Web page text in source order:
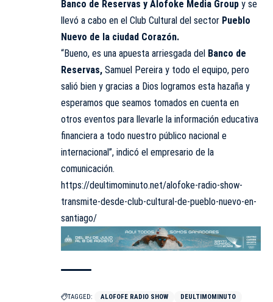
Banco de Reservas y Alofoke Media Group y se
llevó a cabo en el Club Cultural del sector Pueblo
Nuevo de la ciudad Corazón.
“Bueno, es una apuesta arriesgada del Banco de
Reservas, Samuel Pereira y todo el equipo, pero
salió bien y gracias a Dios logramos esta hazaña y
esperamos que seamos tomados en cuenta en
otros eventos para llevarle la información educativa
financiera a todo nuestro público nacional e
internacional”, indicó el empresario de la
comunicación.
https://deultimominuto.net/alofoke-radio-show-
transmite-desde-club-cultural-de-pueblo-nuevo-en-
santiago/
TAGGED: ALOFOFE RADIO SHOW
DEULTIMOMINUTO